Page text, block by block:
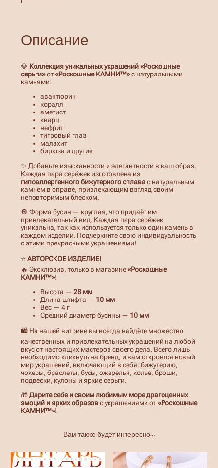
в
а
С
е
р
ы
м
г
л
а
з
о
м
Описание
💎 Коллекция уникальных украшений «Роскошные
серьги»от «Роскошные КАМНИ™»с натуральными
камнями:
авантюрин
коралл
аметист
кварц
нефрит
тигровый глаз
малахит
бирюза и другие
✨ Добавьте изысканности и элегантности в ваш образ.
Каждая пара серёжек изготовлена из
гипоаллергенного бижутерного сплавас натуральным
камнем в оправе, привлекающим взгляд своим
неповторимым блеском.
🔘 Форма бусин — круглая, что придаёт им
привлекательный вид. Каждая пара серёжек
уникальна, так как используется только один камень в
каждом изделии. Подчеркните свою индивидуальность
с этими прекрасными украшениями!
⭐ АВТОРСКОЕ ИЗДЕЛИЕ!
🔥 Эксклюзив, только в магазине «Роскошные
КАМНИ™»!
Высота — 28 мм
Длина штифта — 10 мм
Вес — 4 г
Средний диаметр бусины — 10 мм
🛍️ На нашей витрине вы всегда найдёте множество
качественных и привлекательных украшений на любой
вкус от настоящих мастеров своего дела. Всего лишь
необходимо кликнуть на бренд, и вам откроется новый
мир украшений, включающий в себя: бижутерию,
чокеры, браслеты, бусы, ожерелья, колье, броши,
подвески, кулоны и яркие серьги.
🎁 Дарите себе и своим любимым море драгоценных
эмоций и ярких образовс украшениями от «Роскошные
КАМНИ™»!
Вам также будет интересно…